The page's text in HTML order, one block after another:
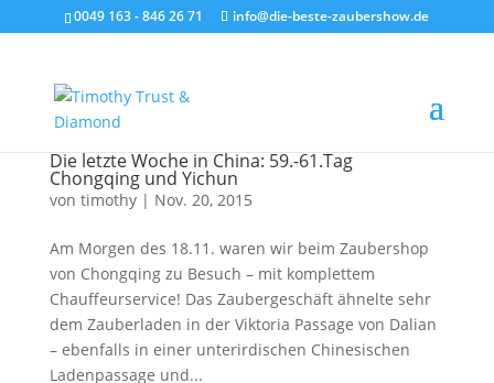
0049 163 - 846 26 71 info@die-beste-zaubershow.de
Die letzte Woche in China: 59.-61.Tag
Chongqing und Yichun
von timothy| Nov. 20, 2015
Am Morgen des 18.11. waren wir beim Zaubershop
von Chongqing zu Besuch – mit komplettem
Chauffeurservice! Das Zaubergeschäft ähnelte sehr
dem Zauberladen in der Viktoria Passage von Dalian
– ebenfalls in einer unterirdischen Chinesischen
Ladenpassage und...